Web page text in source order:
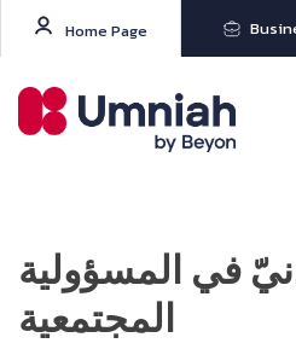
Home Page
في المسؤولية
المجتمعية